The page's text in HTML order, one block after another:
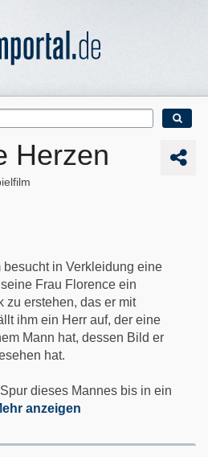
Herzen
besucht in Verkleidung eine
Frau Florence ein
zu erstehen, das er mit
ihm ein Herr auf, der eine
Mann hat, dessen Bild er
hat.
dieses Mannes bis in ein
anzeigen